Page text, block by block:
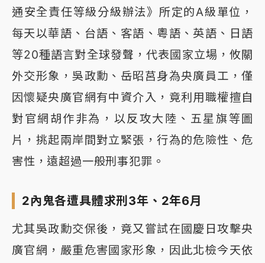
通安全責任等級分級辦法》所定的A級單位，
每天以華語、台語、客語、粵語、英語、日語
等20種語言對全球發聲，代表國家立場，攸關
外交形象，吳政勳、岳昭莒身為央廣員工，僅
因懷疑央廣官網有中資介入，竟利用職權擅自
對官網胡作非為，以反攻大陸、五星旗等圖
片，挑起兩岸間對立緊張，行為的危險性、危
害性，遠超過一般刑事犯罪。
2內鬼各遭具體求刑3年、2年6月
尤其吳政勳交保後，竟又嘗試在國慶日攻擊央
廣官網，嚴重危害國家形象，因此北檢今天依